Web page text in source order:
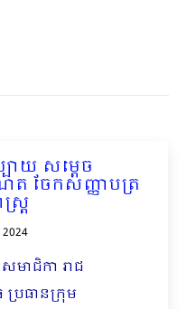
ាយ សម្ដេច
ចែកសញ្ញាបត្រ
ត្រ
2024
មាជិកា រាជ
ប្រធានក្រុម